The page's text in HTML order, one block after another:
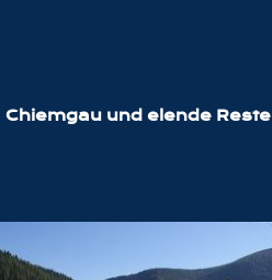
Chiemgau und elende Reste